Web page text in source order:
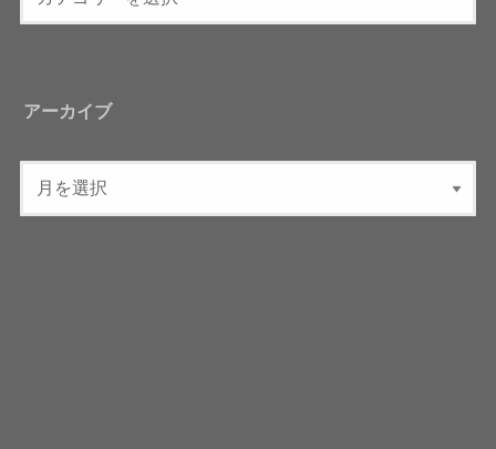
アーカイブ